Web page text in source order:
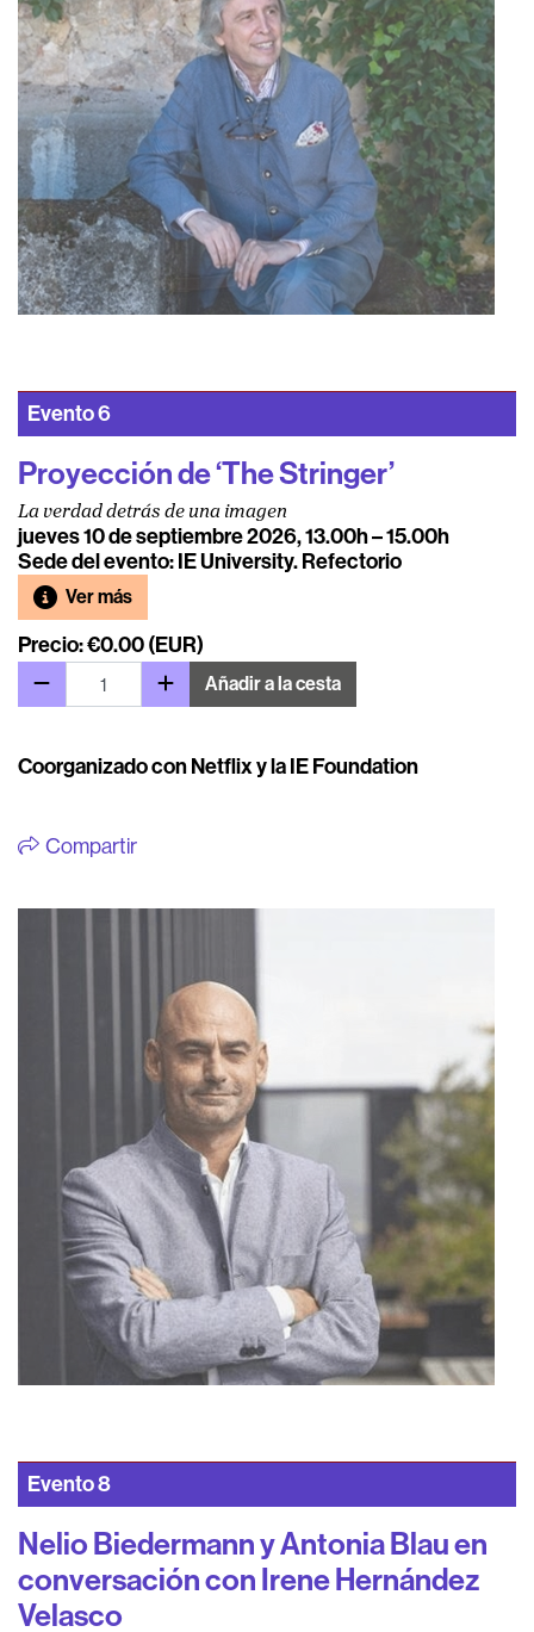
Evento6
Proyección de ‘The Stringer’
La verdad detrás de una imagen
jueves 10 de septiembre 2026, 13.00h – 15.00h
Sede del evento: IE University. Refectorio
Ver más
Precio: €0.00 (EUR)
Añadir a la cesta
Coorganizado con Netflix y la IE Foundation
Compartir
Evento8
Nelio Biedermann y Antonia Blau en
conversación con Irene Hernández
Velasco